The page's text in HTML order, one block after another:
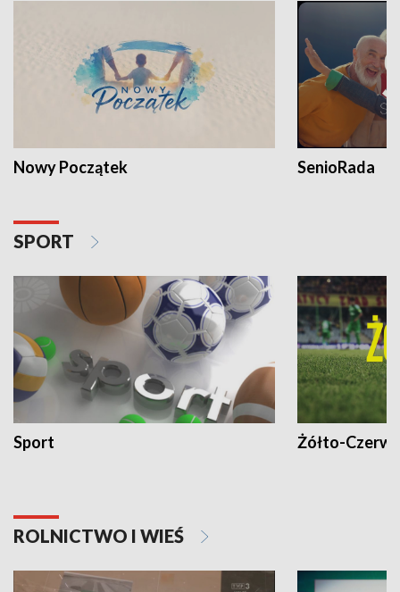
Nowy Początek SenioRada
SPORT
Sport Żółto-
ROLNICTWO I WIEŚ